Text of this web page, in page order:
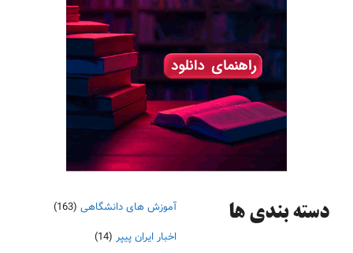
دسته‌ بندی ها آموزش های دانشگاهی (163)
اخبار ایران پیپر (14)